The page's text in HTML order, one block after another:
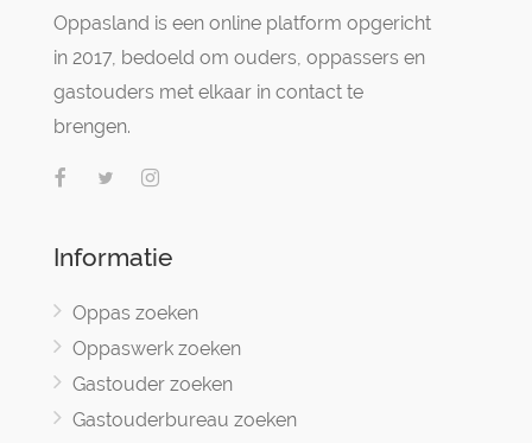
Oppasland is een online platform opgericht
in 2017, bedoeld om ouders, oppassers en
gastouders met elkaar in contact te
brengen.
Informatie
Oppas zoeken
Oppaswerk zoeken
Gastouder zoeken
Gastouderbureau zoeken